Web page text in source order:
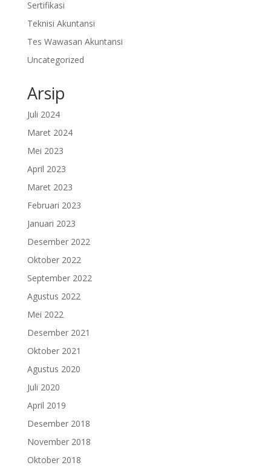
Sertifikasi
Teknisi Akuntansi
Tes Wawasan Akuntansi
Uncategorized
Arsip
Juli 2024
Maret 2024
Mei 2023
April 2023
Maret 2023
Februari 2023
Januari 2023
Desember 2022
Oktober 2022
September 2022
Agustus 2022
Mei 2022
Desember 2021
Oktober 2021
Agustus 2020
Juli 2020
April 2019
Desember 2018
November 2018
Oktober 2018